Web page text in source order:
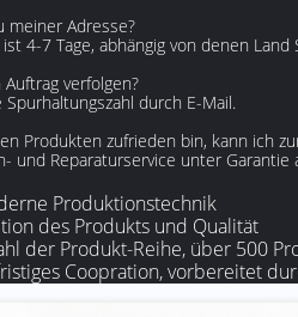
meiner Adresse?
4-7 Tage, abhängig von denen Land
verfolgen?
durch E-Mail.
Produkten zufrieden bin, kann ich
und Reparaturservice unter
Produktionstechnik
des Produkts und Qualität
der Produkt-Reihe, über 500
Coopration, vorbereitet